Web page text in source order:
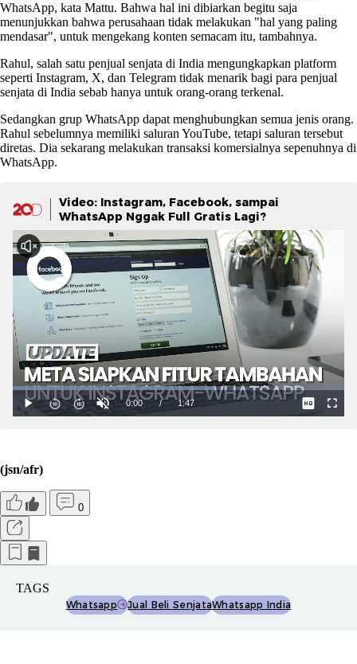
WhatsApp, kata Mattu. Bahwa hal ini dibiarkan begitu saja
menunjukkan bahwa perusahaan tidak melakukan "hal yang paling
mendasar", untuk mengekang konten semacam itu, tambahnya.
Rahul, salah satu penjual senjata di India mengungkapkan platform
seperti Instagram, X, dan Telegram tidak menarik bagi para penjual
senjata di India sebab hanya untuk orang-orang terkenal.
Sedangkan grup WhatsApp dapat menghubungkan semua jenis orang.
Rahul sebelumnya memiliki saluran YouTube, tetapi saluran tersebut
diretas. Dia sekarang melakukan transaksi komersialnya sepenuhnya di
WhatsApp.
Video: Instagram, Facebook, sampai
WhatsApp Nggak Full Gratis Lagi?
(jsn/afr)
0
TAGS
Whatsapp Jual Beli SenjataWhatsapp India